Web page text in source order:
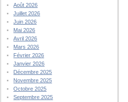
Août 2026
Juillet 2026
Juin 2026
Mai 2026
Avril 2026
Mars 2026
Février 2026
Janvier 2026
Décembre 2025
Novembre 2025
Octobre 2025
Septembre 2025